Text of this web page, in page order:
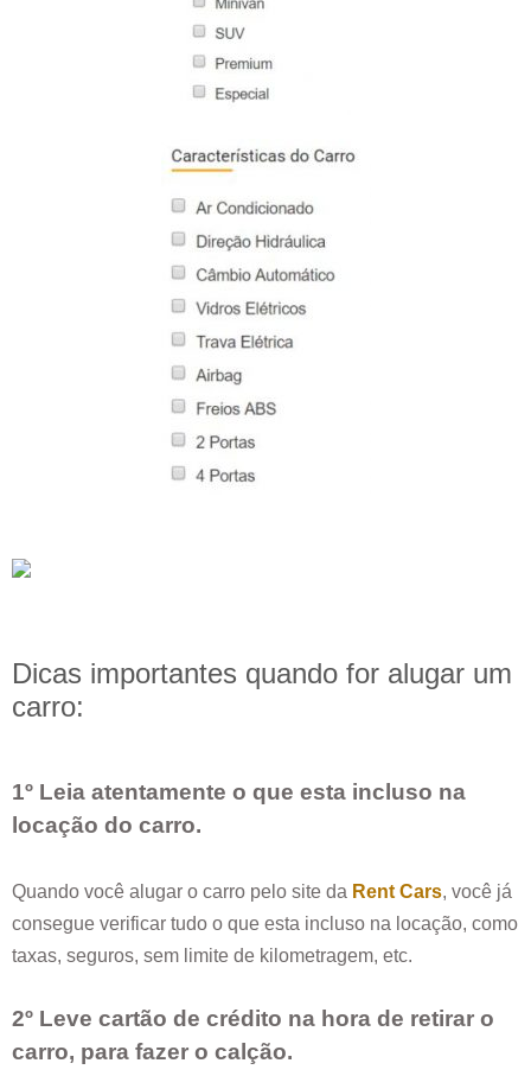
Dicas importantes quando for alugar um
carro:
1º Leia atentamente o que esta incluso na
locação do carro.
Quando você alugar o carro pelo site da Rent Cars, você já
consegue verificar tudo o que esta incluso na locação, como
taxas, seguros, sem limite de kilometragem, etc.
2º Leve cartão de crédito na hora de retirar o
carro, para fazer o calção.